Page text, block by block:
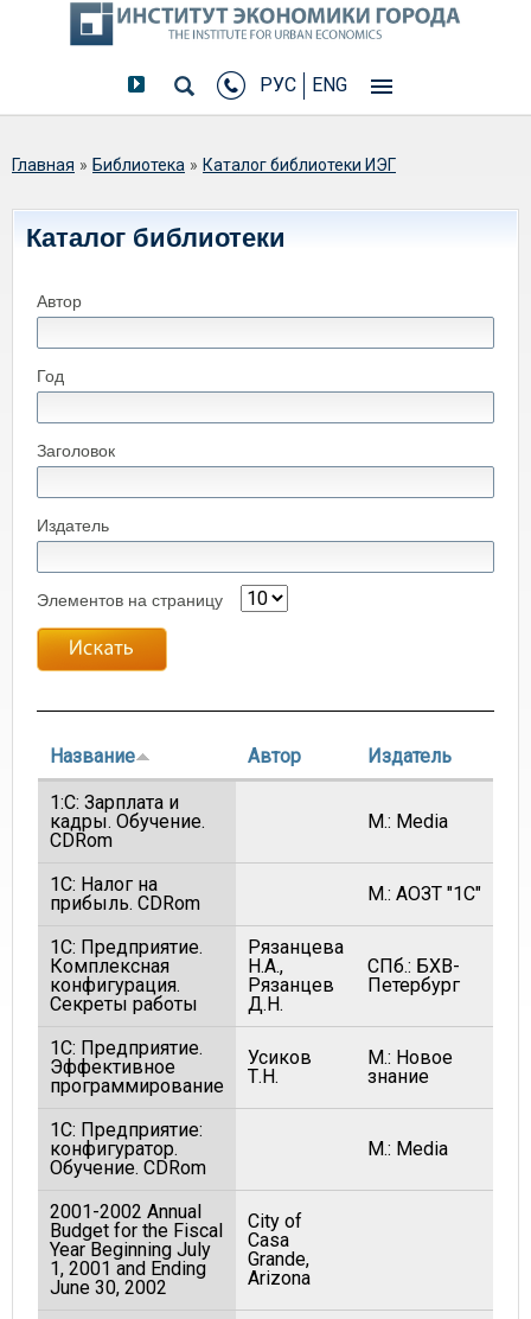
РУС ENG
Вы здесь
Главная » Библиотека » Каталог библиотеки ИЭГ
Каталог библиотеки
Автор
Год
Заголовок
Издатель
Элементов на страницу
Название Автор Издатель
1:С: Зарплата и
кадры. Обучение.
CDRom
М.: Media
1С: Налог на
прибыль. CDRom
М.: АОЗТ "1С"
1С: Предприятие.
Комплексная
конфигурация.
Секреты работы
Рязанцева
Н.А.,
Рязанцев
Д.Н.
СПб.: БХВ-
Петербург
1С: Предприятие.
Эффективное
программирование
Усиков
Т.Н.
М.: Новое
знание
1С: Предприятие:
конфигуратор.
Обучение. CDRom
М.: Media
2001-2002 Annual
Budget for the Fiscal
Year Beginning July
1, 2001 and Ending
June 30, 2002
City of
Casa
Grande,
Arizona